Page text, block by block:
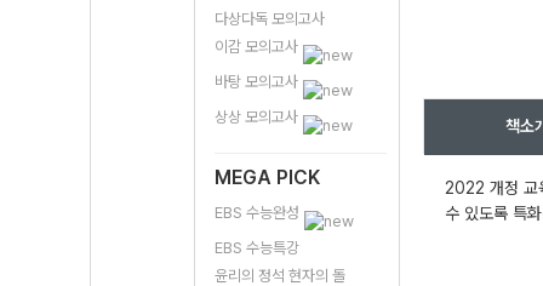
다상다독 모의고사
이감 모의고사
바탕 모의고사
상상 모의고사
MEGA PICK
EBS 수능완성
EBS 수능특강
윤리의 정석 현자의 돌
책소
2022 개정 교
수 있도록 특